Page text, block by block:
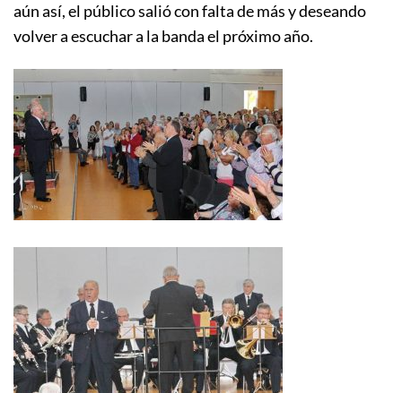
aún así, el público salió con falta de más y deseando
volver a escuchar a la banda el próximo año.